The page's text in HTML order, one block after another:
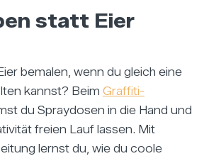
statt Eier
bemalen, wenn du gleich eine
kannst? Beim Graffiti-
du Spraydosen in die Hand und
freien Lauf lassen. Mit
lernst du, wie du coole